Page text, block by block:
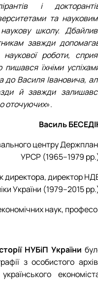
і
та
школу.
завжди
наукової роботи,
їхніми
Василя Івановича,
й завжди
оточуючих».
Василь
центру
УРСР (1965–1979
директора, директор
України (1979–2015
наук,
НУБіП України
з особистого